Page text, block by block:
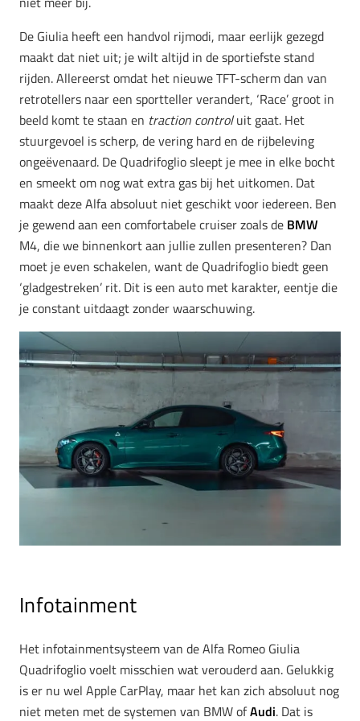
De Giulia heeft een handvol rijmodi, maar eerlijk gezegd
maakt dat niet uit; je wilt altijd in de sportiefste stand
rijden. Allereerst omdat het nieuwe TFT-scherm dan van
retrotellers naar een sportteller verandert, ‘Race’ groot in
beeld komt te staan en traction controluit gaat. Het
stuurgevoel is scherp, de vering hard en de rijbeleving
ongeëvenaard. De Quadrifoglio sleept je mee in elke bocht
en smeekt om nog wat extra gas bij het uitkomen. Dat
maakt deze Alfa absoluut niet geschikt voor iedereen. Ben
je gewend aan een comfortabele cruiser zoals de BMW
M4, die we binnenkort aan jullie zullen presenteren? Dan
moet je even schakelen, want de Quadrifoglio biedt geen
‘gladgestreken’ rit. Dit is een auto met karakter, eentje die
je constant uitdaagt zonder waarschuwing.
Infotainment
Het infotainmentsysteem van de Alfa Romeo Giulia
Quadrifoglio voelt misschien wat verouderd aan. Gelukkig
is er nu wel Apple CarPlay, maar het kan zich absoluut nog
niet meten met de systemen van BMW ofAudi. Dat is